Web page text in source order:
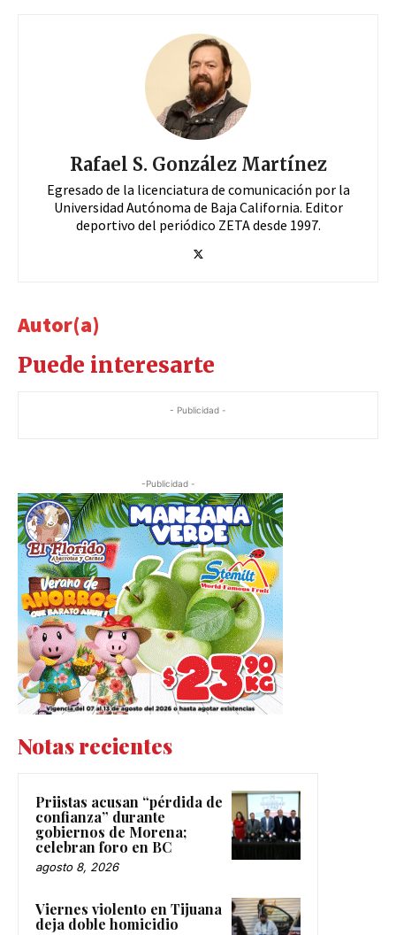
Rafael S. González Martínez
Egresado de la licenciatura de comunicación por la
Universidad Autónoma de Baja California. Editor
deportivo del periódico ZETA desde 1997.
Autor(a)
Puede interesarte
- Publicidad -
-Publicidad -
Notas recientes
Priistas acusan “pérdida de
confianza” durante
gobiernos de Morena;
celebran foro en BC
agosto 8, 2026
Viernes violento en Tijuana
deja doble homicidio